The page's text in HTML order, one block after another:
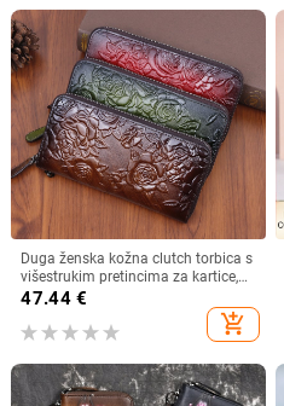
Duga ženska kožna clutch torbica s
višestrukim pretincima za kartice,
reljefni cvjetni uzorak, koža prvog
sloja, novčanik s jednim preklopom,
prozračna i antibakterijska
47.44€
add_shopping_cart